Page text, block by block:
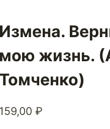
Измена.
мою жизнь.
Томченко)
159,00 ₽